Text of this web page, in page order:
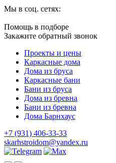
Мы в соц. сетях:
Помощь в подборе
Закажите обратный звонок
Проекты и цены
Каркасные дома
Дома из бруса
Каркасные бани
Бани из бруса
Дома из бревна
Бани из бревна
Дома Барнхаус
+7 (931) 406-33-33
skarhstroidom@yandex.ru